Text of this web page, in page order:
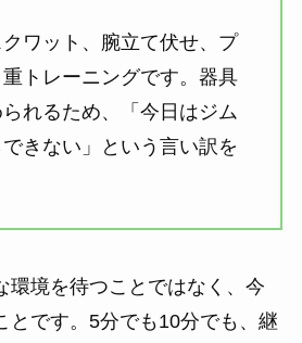
ワット、腕立て伏せ、プ
トレーニングです。器具
れるため、「今日はジム
きない」という言い訳を
環境を待つことではなく、今
とです。5分でも10分でも、継